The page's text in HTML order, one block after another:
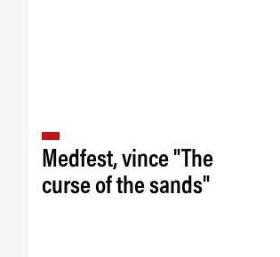
Medfest, vince "The
curse of the sands‏"